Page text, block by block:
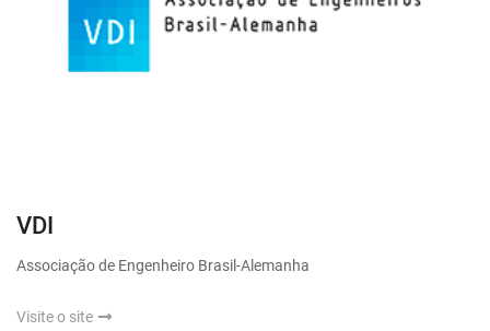
VDI
Associação de Engenheiro Brasil-Alemanha
Visite o site